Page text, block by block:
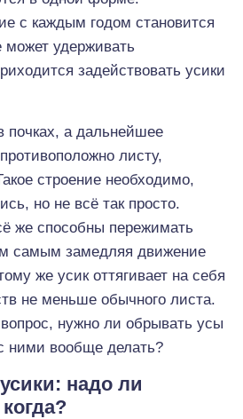
с каждым годом становится
удерживать
задействовать усики
а дальнейшее
листу,
строение необходимо,
но не всё так просто.
же способны пережимать
самым замедляя движение
же усик оттягивает на себя
не меньше обычного листа.
нужно ли обрывать усы
ними вообще делать?
надо ли